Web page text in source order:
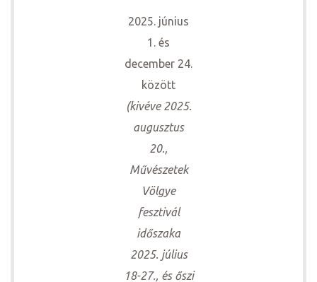
2025. június
1. és
december 24.
között
(kivéve 2025.
augusztus
20.,
Művészetek
Völgye
fesztivál
időszaka
2025. július
18-27., és őszi